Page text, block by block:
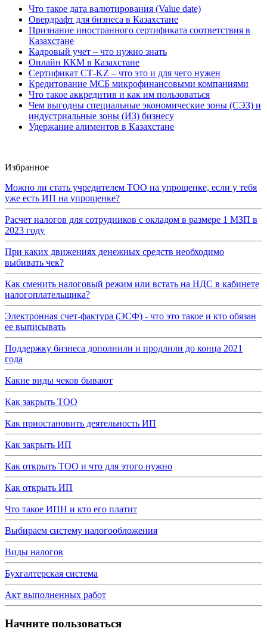
Что такое дата валютирования (Value date)
Овердрафт для бизнеса в Казахстане
Признание иностранного сертификата соответствия в
Казахстане
Кадровый учет – что нужно знать
Онлайн ККМ в Казахстане
Сертификат СТ-KZ – что это и для чего нужен
Кредитование МСБ микрофинансовыми компаниями
Что такое аккредитив и как им пользоваться
Чем выгодны специальные экономические зоны (СЭЗ) и
индустриальные зоны (ИЗ) бизнесу
Удержание алиментов в Казахстане
Избранное
Можно ли стать учредителем ТОО на упрощенке, если у тебя
уже есть ИП на упрощенке?
Расчет налогов для сотрудников с окладом в размере 1 МЗП в
2023 году
При каких движениях денежных средств необходимо
выбивать чек?
Как сменить налоговый режим или встать на НДС в кабинете
налогоплательщика?
Электронная счет-фактура (ЭСФ) - что это такое и кто обязан
ее выписывать
Поддержку бизнеса дополнили и продлили до конца 2021
года
Какие виды чеков бывают
Как закрыть ТОО
Как приостановить деятельность ИП
Как закрыть ИП
Как открыть ТОО и что для этого нужно
Как открыть ИП
Что такое ИПН и кто его платит
Выбираем систему налогообложения
Виды налогов
Бухгалтерская система
Акт выполненных работ
Начните пользоваться